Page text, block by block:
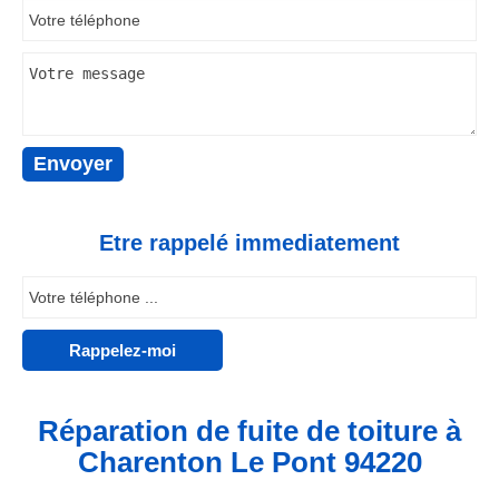
Etre rappelé immediatement
Réparation de fuite de toiture à
Charenton Le Pont 94220